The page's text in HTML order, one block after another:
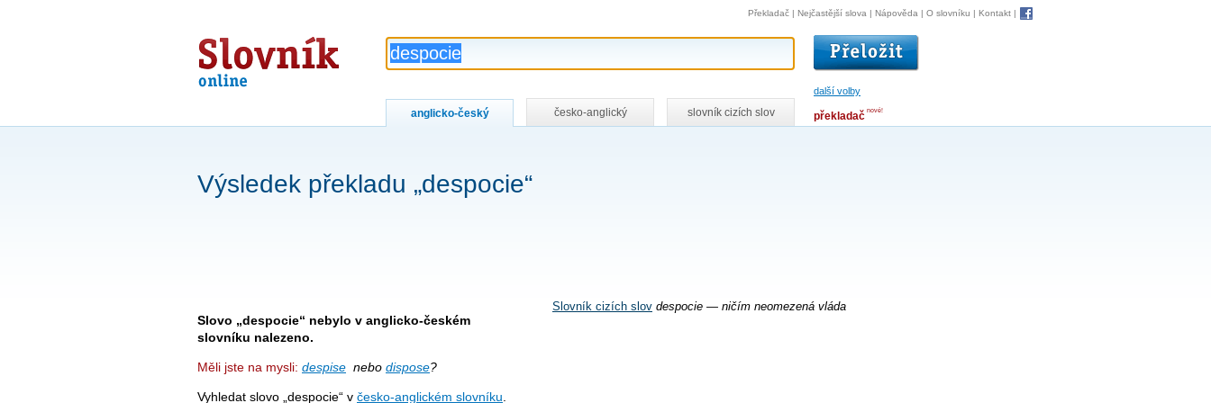
Slovník
online
další volby
Překladač | Nejčastější slova | Nápověda | O slovníku | Kontakt |
anglicko-český česko-anglický slovník cizích slov překladač nové!
Výsledek překladu „despocie“
Slovník cizích slov despocie — ničím neomezená vláda
Slovo „despocie“ nebylo v anglicko-českém
slovníku nalezeno.
Měli jste na mysli: despise nebo dispose?
Vyhledat slovo „despocie“ v česko-anglickém slovníku